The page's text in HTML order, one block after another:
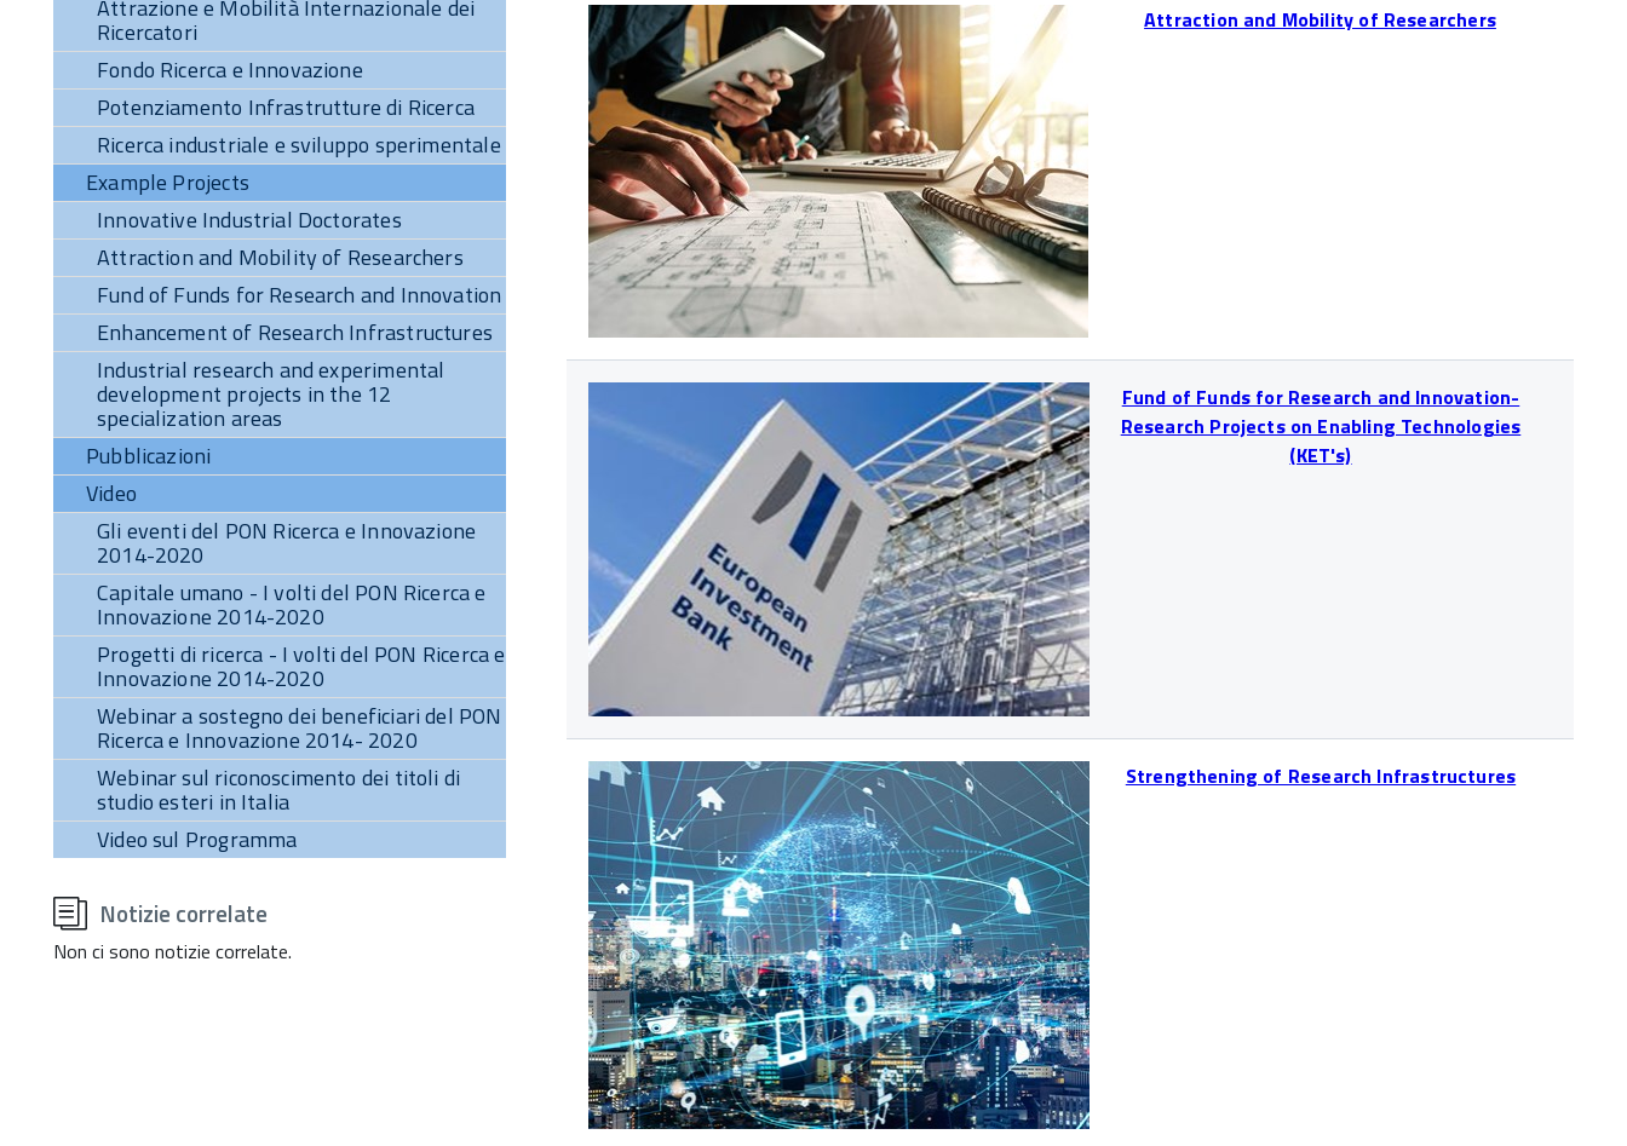
Attrazione e Mobilità Internazionale dei
Ricercatori
Fondo Ricerca e Innovazione
Potenziamento Infrastrutture di Ricerca
Ricerca industriale e sviluppo sperimentale
Example Projects
Innovative Industrial Doctorates
Attraction and Mobility of Researchers
Fund of Funds for Research and Innovation
Enhancement of Research Infrastructures
Industrial research and experimental
development projects in the 12
specialization areas
Pubblicazioni
Video
Gli eventi del PON Ricerca e Innovazione
2014-2020
Capitale umano - I volti del PON Ricerca e
Innovazione 2014-2020
Progetti di ricerca - I volti del PON Ricerca e
Innovazione 2014-2020
Webinar a sostegno dei beneficiari del PON
Ricerca e Innovazione 2014- 2020
Webinar sul riconoscimento dei titoli di
studio esteri in Italia
Video sul Programma
all'inizio
del
contenuto
Notizie correlate
Non ci sono notizie correlate.
Attraction and Mobility of Researchers
Fund of Funds for Research and Innovation-
Research Projects on Enabling Technologies
(KET's)
Strengthening of Research Infrastructures